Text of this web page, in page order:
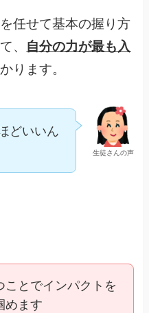
任せて基本の握り方
、 自分の力が最も入
ります。
生徒さんの声
どいいん
ことでインパクトを
めます